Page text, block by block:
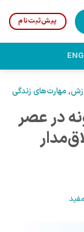
پیش‌ثبت‌نام
, مهارت‌های زندگی
در عصر